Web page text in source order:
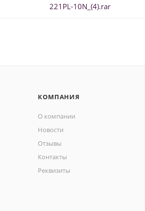
221PL-10N_(4).rar
КОМПАНИЯ
О компании
Новости
Отзывы
Контакты
Реквизиты